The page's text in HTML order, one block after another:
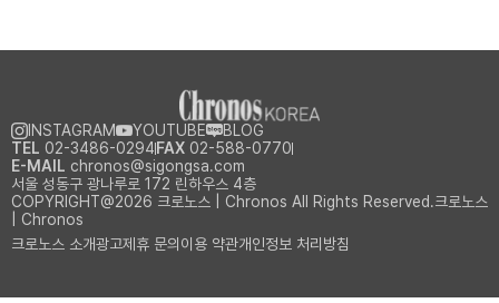
크로노스 소개광고제휴 문의 이용 약관개인정보 처리방침
서울 성동구 광나루로 172 린하우스 4층
COPYRIGHT@2026 크로노스 | Chronos All Rights Reserved.크로노스
| Chronos
INSTAGRAM YOUTUBE
BLOG
TEL 02-3486-0294 FAX 02-588-0770
E-MAIL chronos@sigongsa.com